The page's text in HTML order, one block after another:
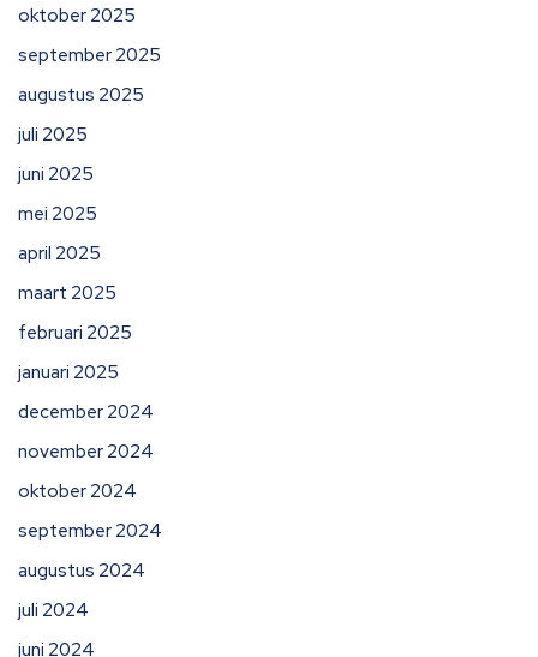
oktober 2025
september 2025
augustus 2025
juli 2025
juni 2025
mei 2025
april 2025
maart 2025
februari 2025
januari 2025
december 2024
november 2024
oktober 2024
september 2024
augustus 2024
juli 2024
juni 2024